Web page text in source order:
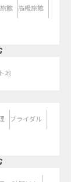
館 高級旅館
地
ブライダル